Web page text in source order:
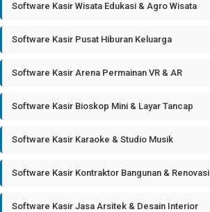
Software Kasir Wisata Edukasi & Agro Wisata
Software Kasir Pusat Hiburan Keluarga
Software Kasir Arena Permainan VR & AR
Software Kasir Bioskop Mini & Layar Tancap
Software Kasir Karaoke & Studio Musik
Software Kasir Kontraktor Bangunan & Renovasi
Software Kasir Jasa Arsitek & Desain Interior